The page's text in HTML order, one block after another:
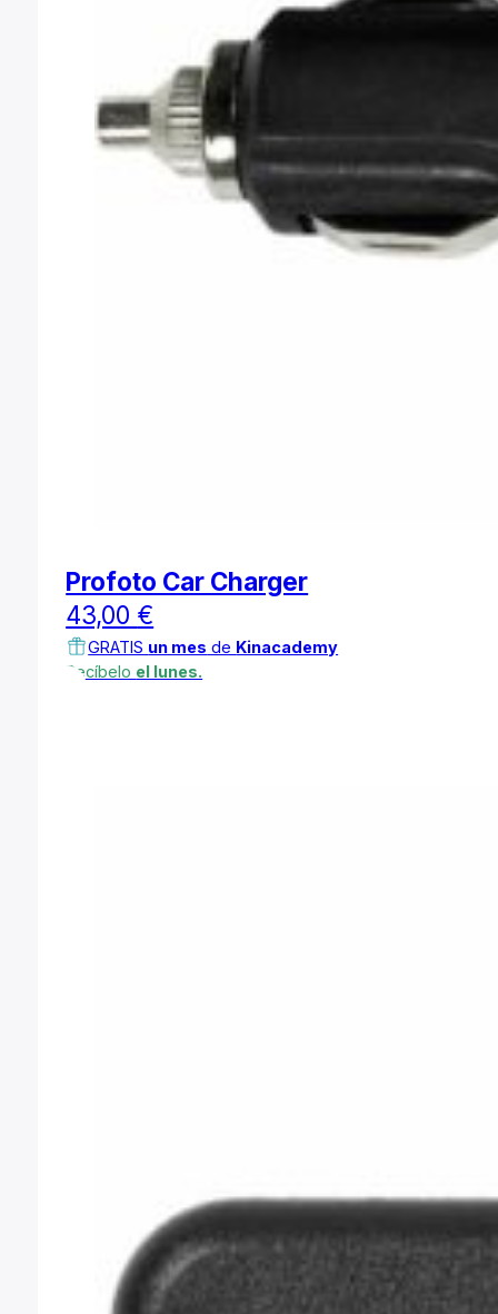
Profoto Car Charger
43,00 €
GRATIS un mes de Kinacademy
Recíbelo el lunes.